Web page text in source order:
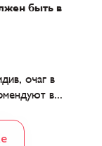
быть в
очаг в
в...